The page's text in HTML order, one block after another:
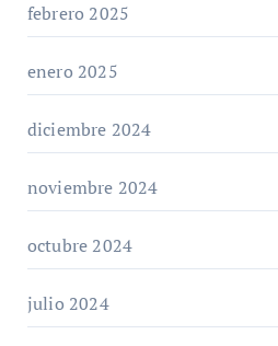
febrero 2025
enero 2025
diciembre 2024
noviembre 2024
octubre 2024
julio 2024